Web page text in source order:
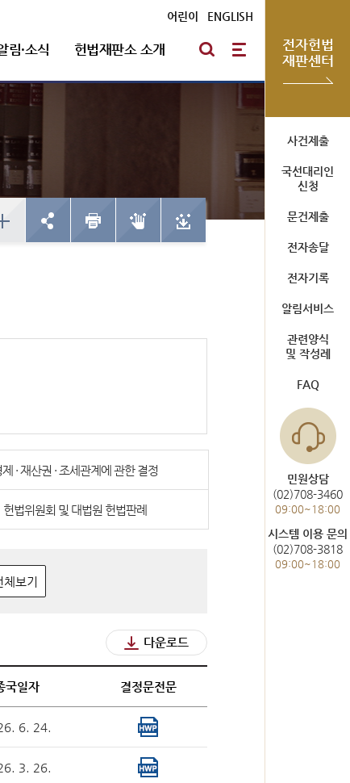
방청신청
예약하기
확인/취소
헌법재판통계
한눈에 보는 헌법재판
사건통계
심판절차 일반
자유게시판
심판기록복사
심판확정기록 복사신청
신청확인
림·소식
포토뉴스
채용안내
헌법재판소 소개
연혁
어린이 ENGLISH
방청신청
예약하기
확인/취소
미개정 법령현황
위헌결정
헌법불합치결정
심판절차 일반
제 · 재산권 · 조세관계에 관한 결정
헌법위원회 및 대법원 헌법판례
체보기
다운로드
국일자 결정문전문
6. 24.
3. 26.
전자헌법
재판센터
사건제출
국선대리인
신청
문건제출
전자송달
전자기록
알림서비스
관련양식
및 작성례
FAQ
민원상담
(02)708-3460
09:00~18:00
시스템 이용 문의
(02)708-3818
09:00~18:00